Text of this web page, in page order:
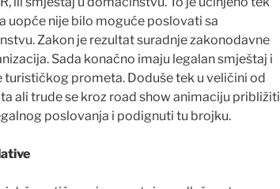
uopće nije bilo moguće poslovati sa
Zakon je rezultat suradnje zakonodavne
Sada konačno imaju legalan smještaj i
prometa. Doduše tek u veličini od
ali trude se kroz road show animaciju približiti
poslovanja i podignuti tu brojku.